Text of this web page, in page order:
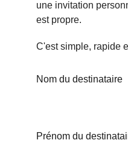
Nom du destinataire
Prénom du
une invitation
est propre.
C'est simple, rapide